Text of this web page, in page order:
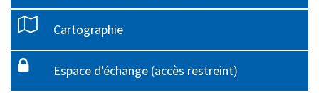
Cartographie
Espace d'échange (accès restreint)